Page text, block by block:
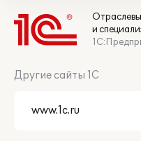
и
Другие сайты 1С